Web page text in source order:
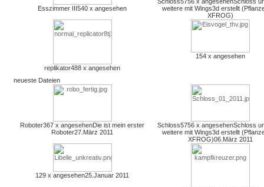
Esszimmer III540 x angesehen
weitere mit Wings3d erstellt
XFROG)
replikator488 x angesehen
154 x angesehen
neueste Dateien
Roboter367 x angesehenDie ist mein erster
Roboter27.März 2011
Schloss5756 x angesehenSchloss
weitere mit Wings3d erstellt
XFROG)06.März 2011
129 x angesehen25.Januar 2011